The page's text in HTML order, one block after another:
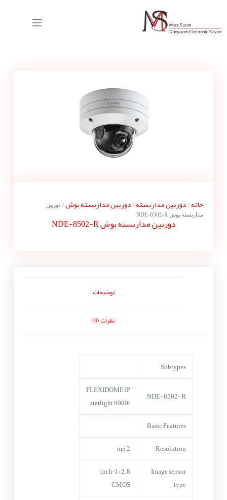
خانه/ دوربین مداربسته/ دوربین مداربسته بوش/ دوربین
مداربسته بوش NDE-8502-R
دوربین مداربسته بوش NDE-8502-R
توضیحات
نظرات (0)
Subtypes
NDE-8502-R
FLEXIDOME IP
starlight 8000i
Basic Features
Resolution
2 mp
Image sensor
type
1/2.8‑inch
CMOS